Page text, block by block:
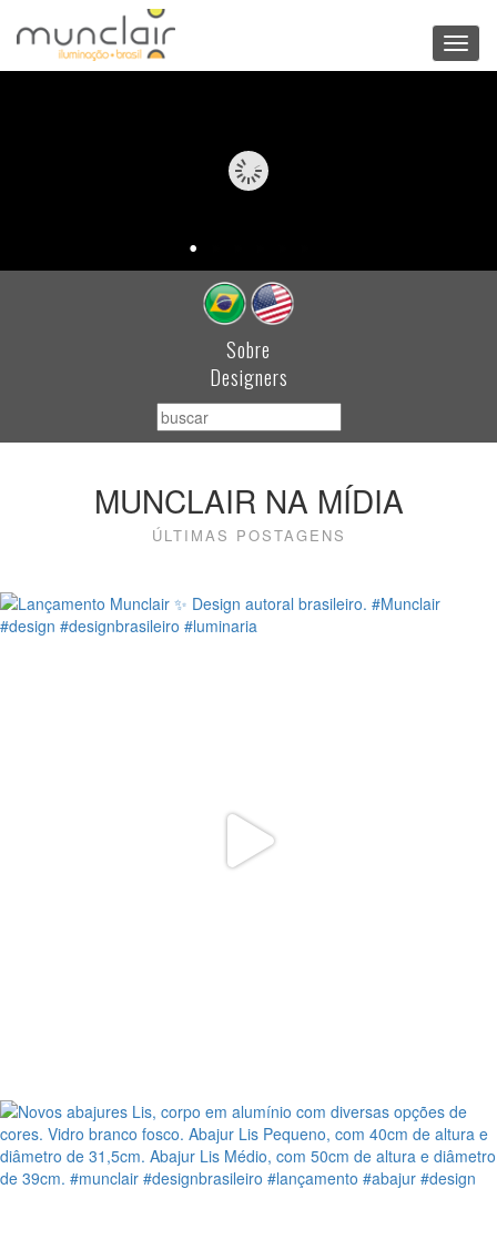
Sobre
Designers
MUNCLAIR NA MÍDIA
ÚLTIMAS POSTAGENS